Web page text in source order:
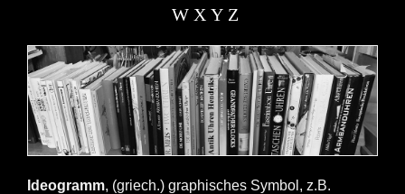
W X Y Z
Ideogramm, (griech.) graphisches Symbol, z.B.